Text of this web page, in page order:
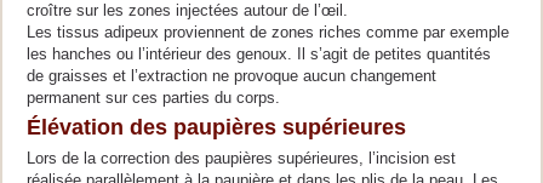
croître sur les zones injectées autour de l’œil.
Les tissus adipeux proviennent de zones riches comme par exemple
les hanches ou l’intérieur des genoux. Il s’agit de petites quantités
de graisses et l’extraction ne provoque aucun changement
permanent sur ces parties du corps.
Élévation des paupières supérieures
Lors de la correction des paupières supérieures, l’incision est